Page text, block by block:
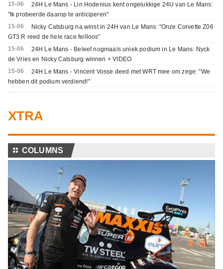
15-06
24H Le Mans - Lin Hodenius kent ongelukkige 24U van Le Mans:
"Ik probeerde daarop te anticiperen"
15-06
Nicky Catsburg na winst in 24H van Le Mans: "Onze Corvette Z06
GT3.R reed de hele race feilloos"
15-06
24H Le Mans - Beleef nogmaals uniek podium in Le Mans: Nyck
de Vries en Nicky Catsburg winnen + VIDEO
15-06
24H Le Mans - Vincent Vosse deed met WRT mee om zege: "We
hebben dit podium verdiend!"
XTRA
⚏ COLUMNS